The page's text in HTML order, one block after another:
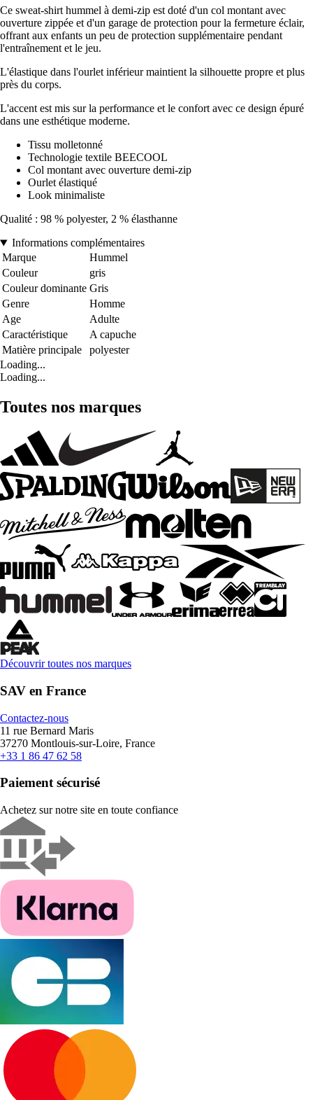
Ce sweat-shirt hummel à demi-zip est doté d'un col montant avec
ouverture zippée et d'un garage de protection pour la fermeture éclair,
offrant aux enfants un peu de protection supplémentaire pendant
l'entraînement et le jeu.
L'élastique dans l'ourlet inférieur maintient la silhouette propre et plus
près du corps.
L'accent est mis sur la performance et le confort avec ce design épuré
dans une esthétique moderne.
Tissu molletonné
Technologie textile BEECOOL
Col montant avec ouverture demi-zip
Ourlet élastiqué
Look minimaliste
Qualité : 98 % polyester, 2 % élasthanne
Informations complémentaires
Marque
Hummel
Couleur
gris
Couleur dominante Gris
Genre
Homme
Age
Adulte
Caractéristique
A capuche
Matière principale
polyester
Loading...
Loading...
Toutes nos marques
Découvrir toutes nos marques
SAV en France
Contactez-nous
11 rue Bernard Maris
37270 Montlouis-sur-Loire, France
+33 1 86 47 62 58
Paiement sécurisé
Achetez sur notre site en toute confiance